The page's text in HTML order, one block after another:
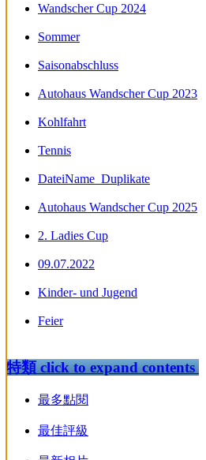
Wandscher Cup 2024
Sommer
Saisonabschluss
Autohaus Wandscher Cup 2023
Kohlfahrt
Tennis
DateiName_Duplikate
Autohaus Wandscher Cup 2025
2. Ladies Cup
09.07.2022
Kinder- und Jugend
Feier
特類click to expand contents
最多點閱
最佳評級